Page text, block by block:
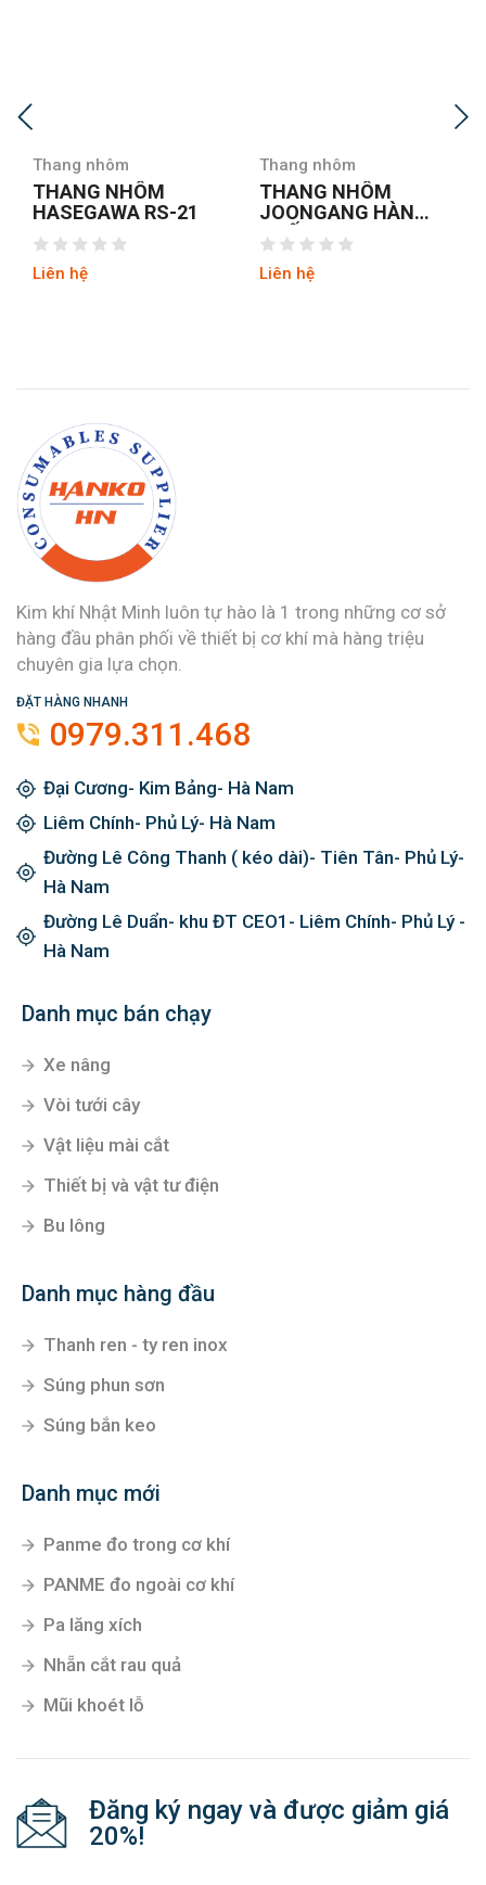
Thang nhôm
THANG NHÔM
HASEGAWA RS-21
Liên hệ
Thang nhôm
THANG NHÔM
JOONGANG HÀN
QUỐC JALS-53
Liên hệ
Kim khí Nhật Minh luôn tự hào là 1 trong những cơ sở
hàng đầu phân phối về thiết bị cơ khí mà hàng triệu
chuyên gia lựa chọn.
ĐẶT HÀNG NHANH
0979.311.468
Đại Cương- Kim Bảng- Hà Nam
Liêm Chính- Phủ Lý- Hà Nam
Đường Lê Công Thanh ( kéo dài)- Tiên Tân- Phủ Lý-
Hà Nam
Đường Lê Duẩn- khu ĐT CEO1- Liêm Chính- Phủ Lý -
Hà Nam
Danh mục bán chạy
Xe nâng
Vòi tưới cây
Vật liệu mài cắt
Thiết bị và vật tư điện
Bu lông
Danh mục hàng đầu
Thanh ren - ty ren inox
Súng phun sơn
Súng bắn keo
Danh mục mới
Panme đo trong cơ khí
PANME đo ngoài cơ khí
Pa lăng xích
Nhẵn cắt rau quả
Mũi khoét lỗ
Đăng ký ngay và được giảm giá
20%!